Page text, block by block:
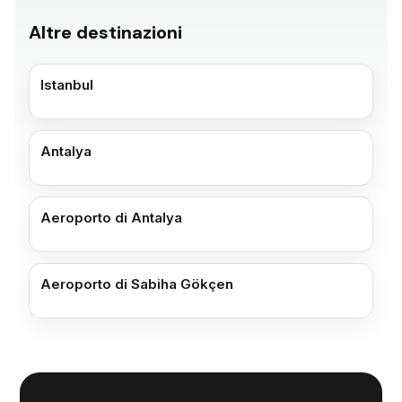
Altre destinazioni
Istanbul
Antalya
Aeroporto di Antalya
Aeroporto di Sabiha Gökçen